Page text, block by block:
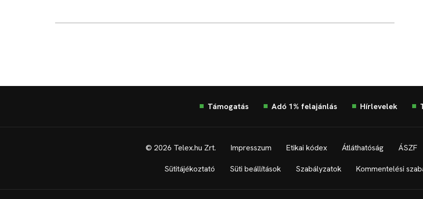
Támogatás Adó 1% felajánlás Hírlevelek
© 2026 Telex.hu Zrt. Impresszum Etikai kódex Átláthatóság ÁSZF
Sütitájékoztató Süti beállítások Szabályzatok Kommentelési